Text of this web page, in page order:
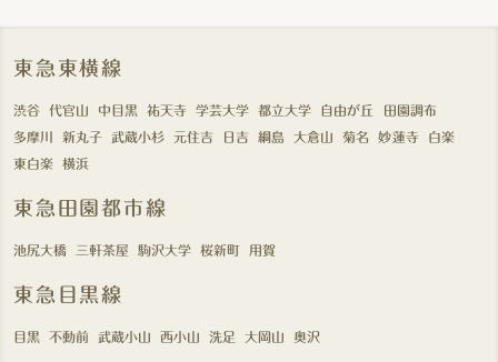
東急東横線
渋谷 代官山 中目黒 祐天寺 学芸大学 都立大学 自由が丘
田園調布
多摩川
新丸子 武蔵小杉 元住吉 日吉 綱島 大倉山 菊名 妙蓮寺
白楽
東白楽
横浜
東急田園都市線
池尻大橋 三軒茶屋 駒沢大学 桜新町 用賀
東急目黒線
目黒 不動前 武蔵小山 西小山 洗足 大岡山 奥沢